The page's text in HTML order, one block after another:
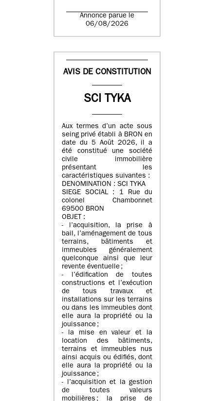
Annonce parue le
06/08/2026
AVIS DE CONSTITUTION
SCI TYKA
Aux termes d’un acte sous
seing privé établi à BRON en
date du 5 Août 2026, il a
été constitué une société
civile immobilière
présentant les
caractéristiques suivantes :
DENOMINATION : SCI TYKA
SIEGE SOCIAL : 1 Rue du
colonel Chambonnet
69500 BRON
OBJET :
- l’acquisition, la prise à
bail, l’aménagement de tous
terrains, bâtiments et
immeubles généralement
quelconque ainsi que leur
revente éventuelle ;
- l’édification de toutes
constructions et l’exécution
de tous travaux et
installations sur les terrains
ou dans les immeubles dont
elle aura la propriété ou la
jouissance ;
- la mise en valeur et la
location des bâtiments,
terrains et immeubles nus
ainsi acquis ou édifiés, dont
elle aura la propriété ou la
jouissance ;
- l’acquisition et la gestion
de toutes valeurs
mobilières ; la prise de